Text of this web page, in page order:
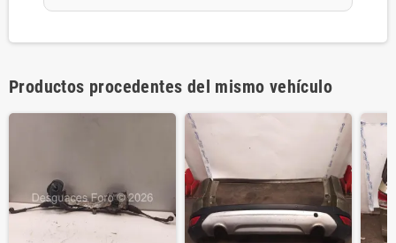
Productos procedentes del mismo vehículo